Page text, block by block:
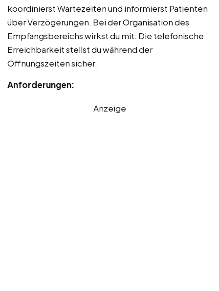
koordinierst Wartezeiten und informierst Patienten
über Verzögerungen. Bei der Organisation des
Empfangsbereichs wirkst du mit. Die telefonische
Erreichbarkeit stellst du während der
Öffnungszeiten sicher.
Anforderungen:
Anzeige